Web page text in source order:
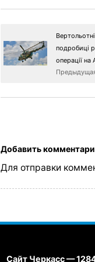
подробиці
операції на
Добавить
Для отправки
Сайт Черкасс —